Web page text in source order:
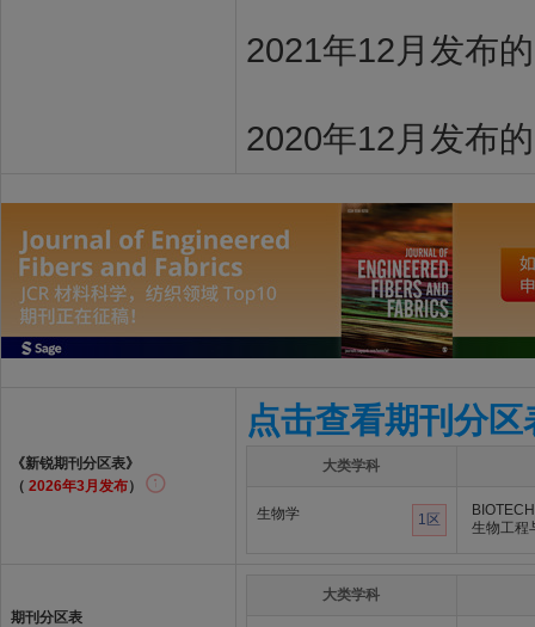
2021年12月发布
2020年12月发布
《新锐期刊分区表》
（ 2026年3月发布）
点击查看期刊分区
大类学科
生物学 1区
生物工程
期刊分区表
大类学科